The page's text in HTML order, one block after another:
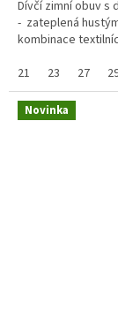
Dívčí zimní obuv
- zateplená
kombinace
21
23 27
Novinka